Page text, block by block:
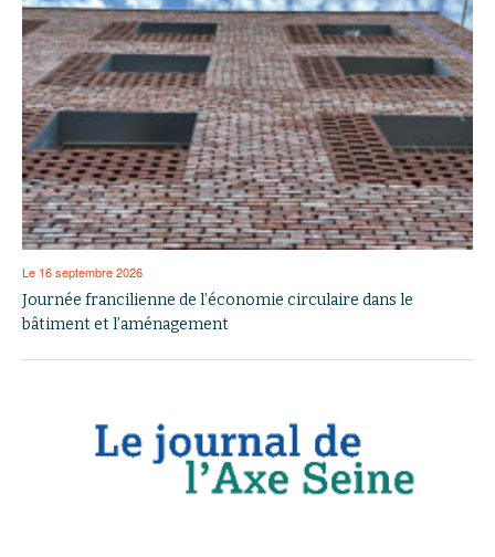
Le 16 septembre 2026
Journée francilienne de l’économie circulaire dans le
bâtiment et l’aménagement